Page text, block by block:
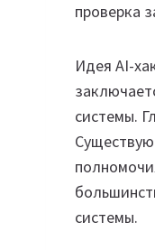
проверка
Идея AI-
системы.
системы.